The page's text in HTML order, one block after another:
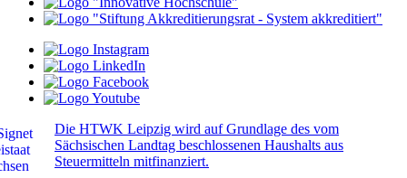
Die HTWK Leipzig wird auf Grundlage des vom
Sächsischen Landtag beschlossenen Haushalts aus
Steuermitteln mitfinanziert.